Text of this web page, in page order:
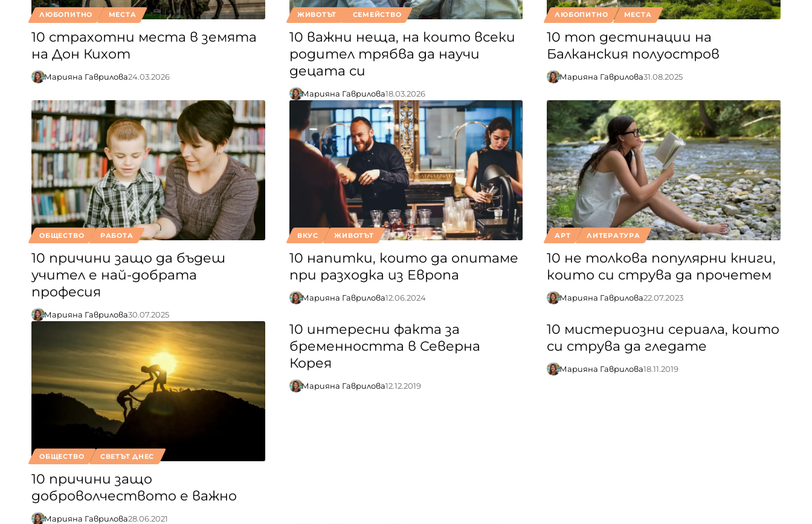
ЛЮБОПИТНО МЕСТА
10 страхотни места в земята
на Дон Кихот
Марияна Гаврилова24.03.2026
ЖИВОТЪТ СЕМЕЙСТВО
10 важни неща, на които всеки
родител трябва да научи
децата си
Марияна Гаврилова18.03.2026
ЛЮБОПИТНО МЕСТА
10 топ дестинации на
Балканския полуостров
Марияна Гаврилова31.08.2025
ОБЩЕСТВО РАБОТА
10 причини защо да бъдеш
учител е най-добрата
професия
Марияна Гаврилова30.07.2025
ВКУС ЖИВОТЪТ
10 напитки, които да опитаме
при разходка из Европа
Марияна Гаврилова12.06.2024
АРТ ЛИТЕРАТУРА
10 не толкова популярни книги,
които си струва да прочетем
Марияна Гаврилова22.07.2023
ОБЩЕСТВО СВЕТЪТ ДНЕС
10 причини защо
доброволчеството е важно
Марияна Гаврилова28.06.2021
10 интересни факта за
бременността в Северна
Корея
Марияна Гаврилова12.12.2019
10 мистериозни сериала, които
си струва да гледате
Марияна Гаврилова18.11.2019